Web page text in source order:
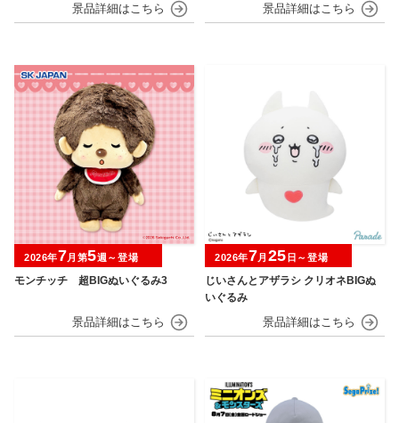
モンチッチ 超BIGぬいぐるみ3
2026年7月第5週～登場
じいさんとアザラシ クリオネBIGぬ
いぐるみ
2026年7月 25 日～登場